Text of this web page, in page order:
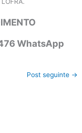
WhatsApp
Post seguinte →